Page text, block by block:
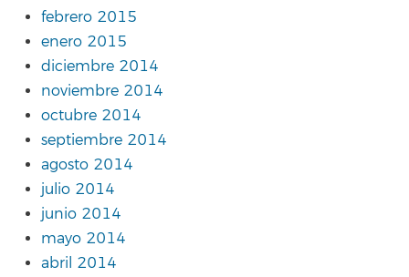
febrero 2015
enero 2015
diciembre 2014
noviembre 2014
octubre 2014
septiembre 2014
agosto 2014
julio 2014
junio 2014
mayo 2014
abril 2014